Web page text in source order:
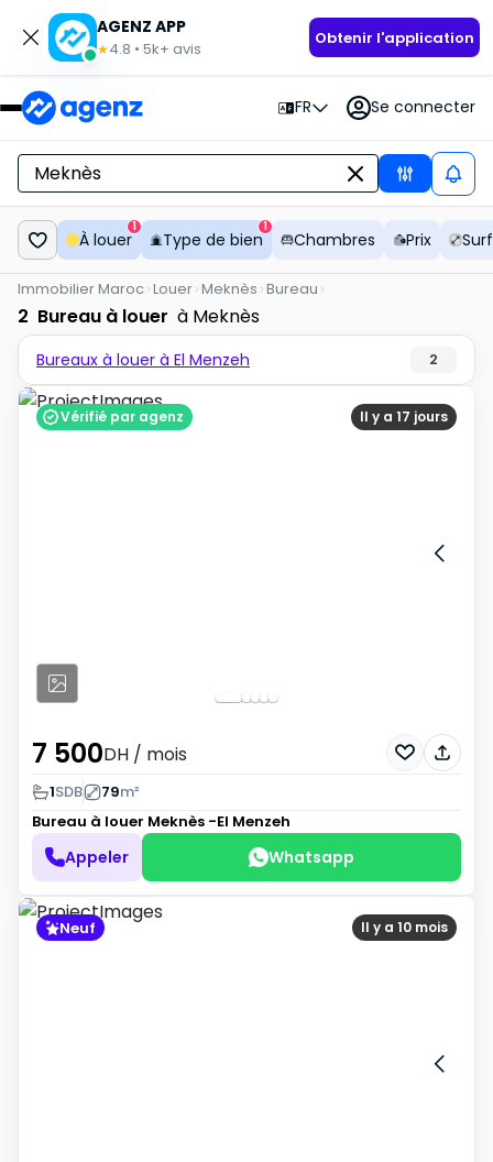
AGENZ APP
★4.8 • 5k+ avis
Obtenir l'application
FR Se connecter
À louer
1
Type de bien
1
Chambres Prix
Immobilier Maroc Louer Meknès Bureau
2 Bureau à louer à Meknès
Bureaux à louer à El Menzeh 2
Il y a 17 jours
Vérifié par agenz
7 500DH / mois
1SDB 79m²
Bureau à louer Meknès -El Menzeh
Appeler Whatsapp
Il y a 10 mois
Neuf